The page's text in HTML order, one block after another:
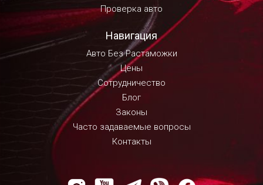
Проверка авто
Навигация
Авто Без Растаможки
Цены
Сотрудничество
Блог
Законы
Часто задаваемые вопросы
Контакты